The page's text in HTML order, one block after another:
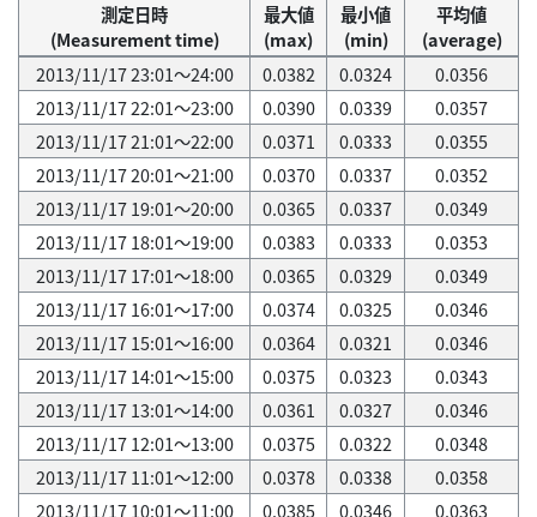
測定日時
(Measurement time)
最大値
(max)
最小値
(min)
平均値
(average)
2013/11/17 23:01～24:00
0.0382 0.0324
0.0356
2013/11/17 22:01～23:00
0.0390 0.0339
0.0357
2013/11/17 21:01～22:00
0.0371 0.0333
0.0355
2013/11/17 20:01～21:00
0.0370 0.0337
0.0352
2013/11/17 19:01～20:00
0.0365 0.0337
0.0349
2013/11/17 18:01～19:00
0.0383 0.0333
0.0353
2013/11/17 17:01～18:00
0.0365 0.0329
0.0349
2013/11/17 16:01～17:00
0.0374 0.0325
0.0346
2013/11/17 15:01～16:00
0.0364 0.0321
0.0346
2013/11/17 14:01～15:00
0.0375 0.0323
0.0343
2013/11/17 13:01～14:00
0.0361 0.0327
0.0346
2013/11/17 12:01～13:00
0.0375 0.0322
0.0348
2013/11/17 11:01～12:00
0.0378 0.0338
0.0358
2013/11/17 10:01～11:00
0.0385 0.0346
0.0363